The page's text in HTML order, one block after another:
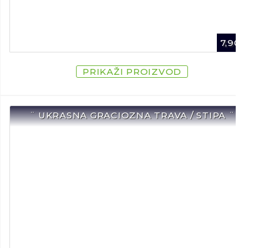
7,90
PRIKAŽI PROIZVOD
¨ UKRASNA GRACIOZNA TRAVA / STIPA ¨